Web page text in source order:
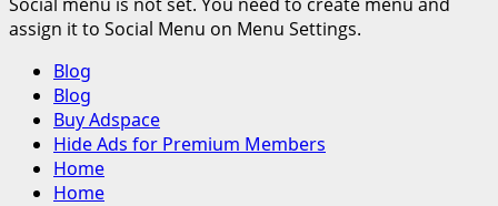
assign it to Social Menu on Menu Settings.
Primary
Menu
Blog
Blog
Buy Adspace
Hide Ads for Premium Members
Home
Home